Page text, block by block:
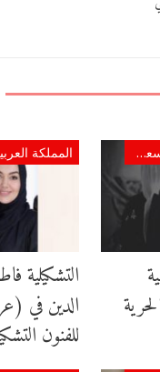
المملكة العربية السعودية
التشكيلية
للفنون